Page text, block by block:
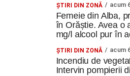
și pus în valoare, cu respectarea
stabilite în cadrul proiectului.
Spații pentru
și evenimente
ŞTIRI DIN ZONĂ acum
Femeie din Alba,
în Orăștie. Avea o
mg/l alcool pur în
ŞTIRI DIN ZONĂ acum
Incendiu de
Intervin pompierii